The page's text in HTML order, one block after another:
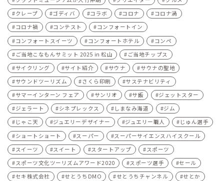
クレープ
ゴディバ コラボ コロナ
コロナ渦
コロナ禍
コンテスト
コンフォートイン
コンフォートスイーツ
コンフォートホテル
コンペ
ご当地こなもんサミット 2025 in 松山
ご当地チップス
サイクリング
サイト紹介 サウナ
サウナの聖地
サウンドツーリズム
さくら印刷
サステナビリティ
サマーインターン フェア
サンリオ サ飯
ジェットスター
ジェラート
シネプレックス しまなみ海道
ジム
じゃこ天
ジュエリーデザイナー ジュエリー職人
じゅん選手
ショートショート
スーパー
スーパーサイエンスハイスクール
スイーツ
スイート スタートアップ
スポーツ
スポーツ文化ツーリズムアワード2020
スポーツ選手
セール
セキ株式会社
せとうちDMO せとうちチャンネル せとか